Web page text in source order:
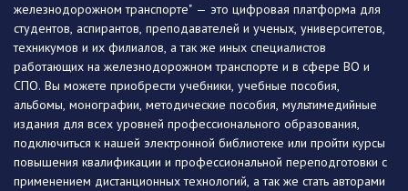
железнодорожном транспорте" — это цифровая платформа для
студентов, аспирантов, преподавателей и ученых, университетов,
техникумов и их филиалов, а так же иных специалистов
работающих на железнодорожном транспорте и в сфере ВО и
СПО. Вы можете приобрести учебники, учебные пособия,
альбомы, монографии, методические пособия, мультимедийные
издания для всех уровней профессионального образования,
подключиться к нашей электронной библиотеке или пройти курсы
повышения квалификации и профессиональной переподготовки с
применением дистанционных технологий, а так же стать авторами